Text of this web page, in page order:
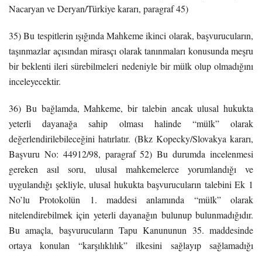
Nacaryan ve Deryan/Türkiye kararı, paragraf 45)
35) Bu tespitlerin ışığında Mahkeme ikinci olarak, başvurucuların,
taşınmazlar açısından mirasçı olarak tanınmaları konusunda meşru
bir beklenti ileri sürebilmeleri nedeniyle bir mülk olup olmadığını
inceleyecektir.
36) Bu bağlamda, Mahkeme, bir talebin ancak ulusal hukukta
yeterli dayanağa sahip olması halinde “mülk” olarak
değerlendirilebileceğini hatırlatır. (Bkz Kopecky/Slovakya kararı,
Başvuru No: 44912/98, paragraf 52) Bu durumda incelenmesi
gereken asıl soru, ulusal mahkemelerce yorumlandığı ve
uygulandığı şekliyle, ulusal hukukta başvurucuların talebini Ek 1
No’lu Protokolün 1. maddesi anlamında “mülk” olarak
nitelendirebilmek için yeterli dayanağın bulunup bulunmadığıdır.
Bu amaçla, başvurucuların Tapu Kanununun 35. maddesinde
ortaya konulan “karşılıklılık” ilkesini sağlayıp sağlamadığı